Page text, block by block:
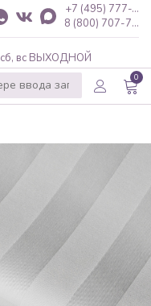
сб, вс ВЫХОДНОЙ
+7 (495) 777-...
8 (800) 707-7...
0